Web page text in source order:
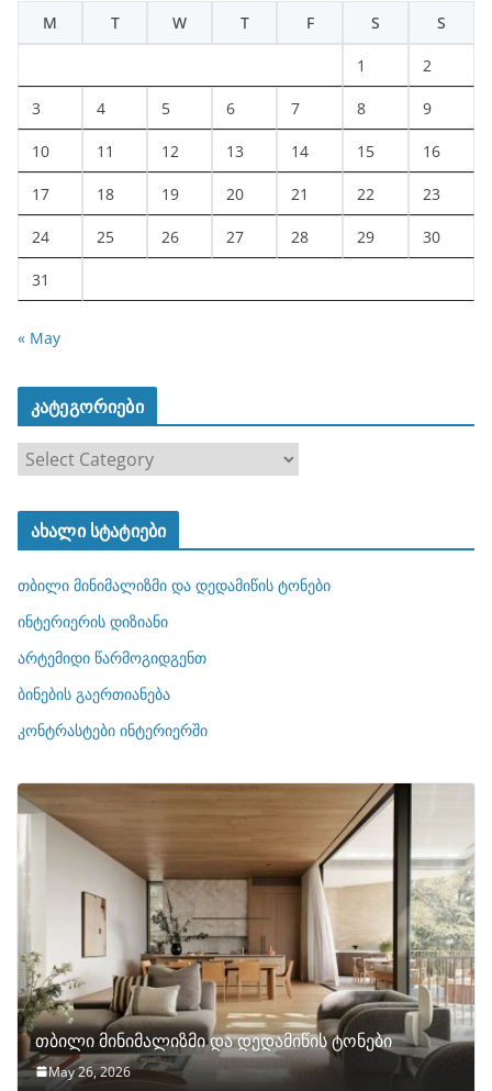
M
T W T F S S
1 2
3 4 5 6 7 8 9
10 11 12 13 14 15 16
17 18 19 20 21 22 23
24 25 26 27 28 29 30
31
« May
კატეგორიები
ტ
ო
რ
ბ
ი
ახალი სტატიები
თბილი მინიმალიზმი და დედამიწის ტონები
ინტერიერის დიზიანი
არტემიდი წარმოგიდგენთ
ბინების გაერთიანება
კონტრასტები ინტერიერში
თბილი მინიმალიზმი და დედამიწის ტონები
May 26, 2026